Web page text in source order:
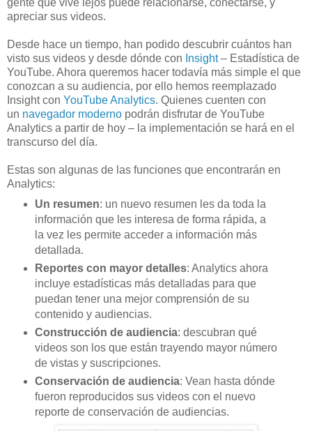
apreciar sus videos.
Desde hace un tiempo, han podido descubrir cuántos han
visto sus videos y desde dónde con Insight– Estadística de
YouTube. Ahora queremos hacer todavía más simple el que
conozcan a su audiencia, por ello hemos reemplazado
Insight con YouTube Analytics. Quienes cuenten con
un navegador moderno podrán disfrutar de YouTube
Analytics a partir de hoy – la implementación se hará en el
transcurso del día.
Estas son algunas de las funciones que encontrarán en
Analytics:
Un resumen: un nuevo resumen les da toda la
información que les interesa de forma rápida, a
la vez les permite acceder a información más
detallada.
Reportes con mayor detalles: Analytics ahora
incluye estadísticas más detalladas para que
puedan tener una mejor comprensión de su
contenido y audiencias.
Construcción de audiencia: descubran qué
videos son los que están trayendo mayor número
de vistas y suscripciones.
Conservación de audiencia: Vean hasta dónde
fueron reproducidos sus videos con el nuevo
reporte de conservación de audiencias.